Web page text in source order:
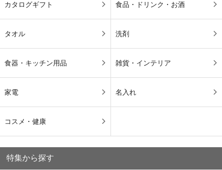
カタログギフト 食品・ドリンク・お酒
タオル 洗剤
食器・キッチン用品 雑貨・インテリア
家電 名入れ
コスメ・健康
特集から探す